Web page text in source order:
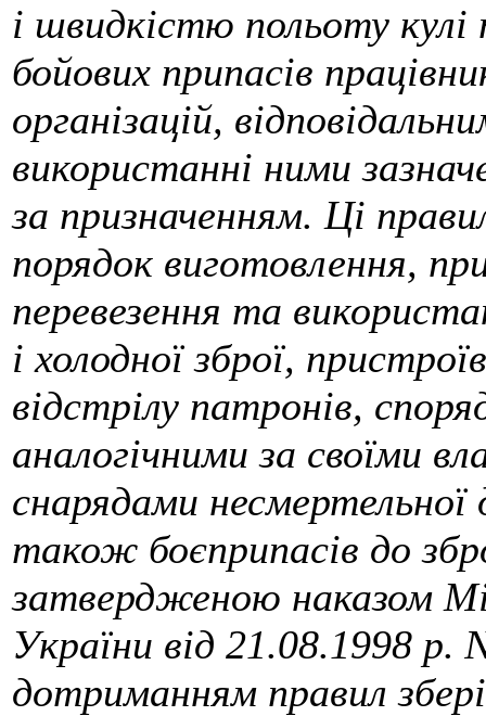
і швидкістю польоту кулі
бойових припасів
організацій,
використанні ними
за призначенням. Ці
порядок виготовлення,
перевезення та
і холодної зброї,
відстрілу патронів,
аналогічними за своїми
снарядами несмертельної
також боєприпасів до
затвердженою наказом
України від 21.08.1998
дотриманням правил